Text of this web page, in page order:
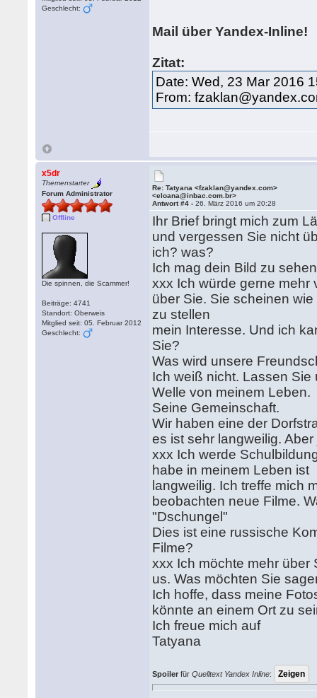
Geschlecht:
Mail über Yandex-Inline!
Zitat:
Date: Wed, 23 Mar 2016
From:
x5dr
Themenstarter
Forum Administrator
Offline
Die spinnen, die Scammer!
Beiträge: 4741
Standort: Oberweis
Mitglied seit: 05. Februar 2012
Geschlecht:
Re: Tatyana <fzaklan@yandex.com>
<eloana@inbac.com.br>
Antwort #4 -26. März 2016 um 20:28
Ihr Brief bringt mich zum
und vergessen Sie nicht
ich? was?
Ich mag dein Bild zu
xxx Ich würde gerne mehr
über Sie. Sie scheinen
zu stellen
mein Interesse. Und ich
Sie?
Was wird unsere
Ich weiß nicht. Lassen
Welle von meinem Leben.
Seine Gemeinschaft.
Wir haben eine der
es ist sehr langweilig.
xxx Ich werde
habe in meinem Leben ist
langweilig. Ich treffe mich
beobachten neue Filme.
"Dschungel"
Dies ist eine russische
Filme?
xxx Ich möchte mehr über
us. Was möchten Sie
Ich hoffe, dass meine
könnte an einem Ort zu
Ich freue mich auf
Tatyana
Spoiler fürQuelltext Yandex Inline: